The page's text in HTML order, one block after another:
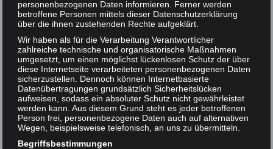
Helmut F. Kaplan unterstützen
Kontakt
wir an die immensen Fortschritte in Medizin, Technik
und Wissenschaft. Oder an die großartigen Werke in der
Literatur und Musik. Nur in einem Bereich hat sich
überhaupt nichts geändert, da treten wir seit der Steinzeit
auf der Stelle: beim Essen. Nach wie vor fressen wir wie
die wilden Tiere.
Das Fleischessen (und das damit zusammenhängende
Konsumieren anderer Tierprodukte) ist DER
Anachronismus des modernen Menschen, ein
ökologischer, ökonomischer, medizinischer und ethischer
personenbezogenen Daten informieren. Ferner werden
betroffene Personen mittels dieser Datenschutzerklärung
über die ihnen zustehenden Rechte aufgeklärt.
Wir haben als für die Verarbeitung Verantwortlicher
zahlreiche technische und organisatorische Maßnahmen
umgesetzt, um einen möglichst lückenlosen Schutz der über
diese Internetseite verarbeiteten personenbezogenen Daten
sicherzustellen. Dennoch können Internetbasierte
Datenübertragungen grundsätzlich Sicherheitslücken
aufweisen, sodass ein absoluter Schutz nicht gewährleistet
werden kann. Aus diesem Grund steht es jeder betroffenen
Person frei, personenbezogene Daten auch auf alternativen
Wegen, beispielsweise telefonisch, an uns zu übermitteln.
Begriffsbestimmungen